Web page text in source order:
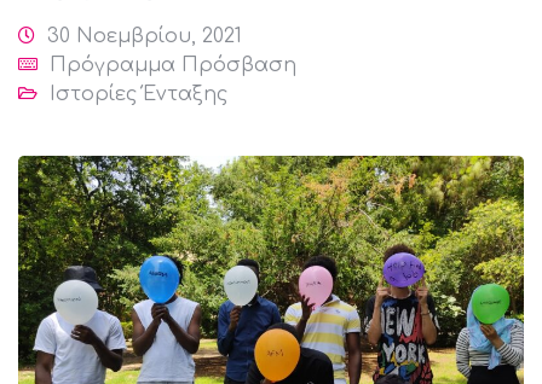
30 Νοεμβρίου, 2021
Πρόγραμμα Πρόσβαση
Ιστορίες Ένταξης